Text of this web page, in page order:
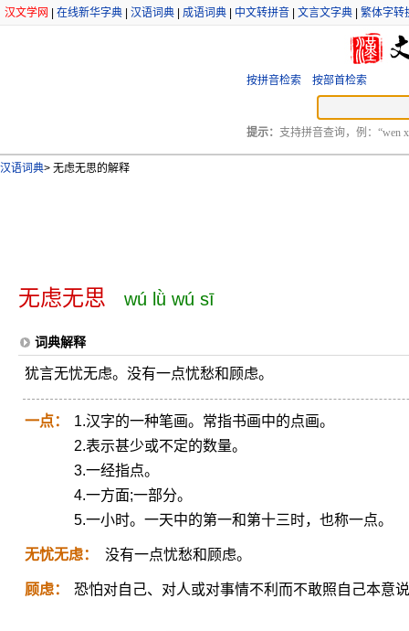
汉文学网 在线新华字典 汉语词典 成语词典 中文转拼音 文言文字典 繁体字转
按拼音检索 按部首检索
提示： 支持拼音查询，例：“wen
汉语词典> 无虑无思的解释
无虑无思 wú lǜ wú sī
词典解释
犹言无忧无虑。没有一点忧愁和顾虑。
一点：
1.汉字的一种笔画。常指书画中的点画。
2.表示甚少或不定的数量。
3.一经指点。
4.一方面;一部分。
5.一小时。一天中的第一和第十三时，也称一点。
无忧无虑： 没有一点忧愁和顾虑。
顾虑： 恐怕对自己、对人或对事情不利而不敢照自己本意